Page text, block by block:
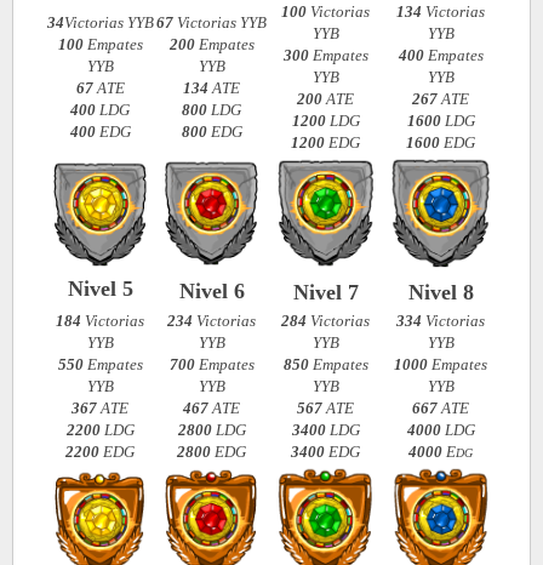
34Victorias YYB
100Empates
YYB
67ATE
400 LDG
400EDG
67 Victorias YYB
200Empates
YYB
134 ATE
800 LDG
800EDG
100 Victorias
YYB
300Empates
YYB
200 ATE
1200LDG
1200 EDG
134 Victorias
YYB
400Empates
YYB
267 ATE
1600LDG
1600 EDG
Nivel 5 Nivel 6 Nivel 7 Nivel 8
184 Victorias
YYB
550 Empates
YYB
367 ATE
2200LDG
2200 EDG
234 Victorias
YYB
700Empates
YYB
467 ATE
2800LDG
2800 EDG
284 Victorias
YYB
850Empates
YYB
567 ATE
3400LDG
3400 EDG
334 Victorias
YYB
1000 Empates
YYB
667 ATE
4000LDG
4000 EDG